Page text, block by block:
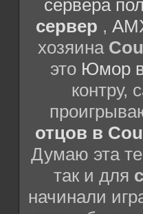
сервера
сервер ,
хозяина
это Юмор в
контру,
отцов в
Думаю эта
так и для
начинали